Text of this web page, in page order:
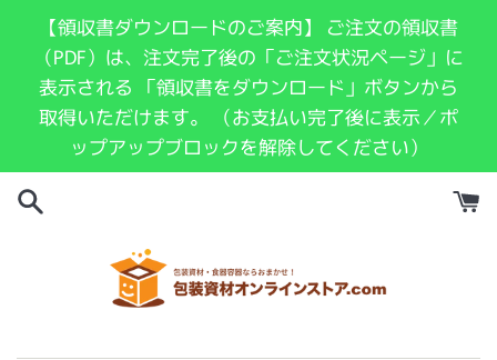
【領収書ダウンロードのご案内】 ご注文の領収書
（PDF）は、注文完了後の「ご注文状況ページ」に
表示される 「領収書をダウンロード」ボタンから
取得いただけます。 （お支払い完了後に表示／ポ
ップアップブロックを解除してください）